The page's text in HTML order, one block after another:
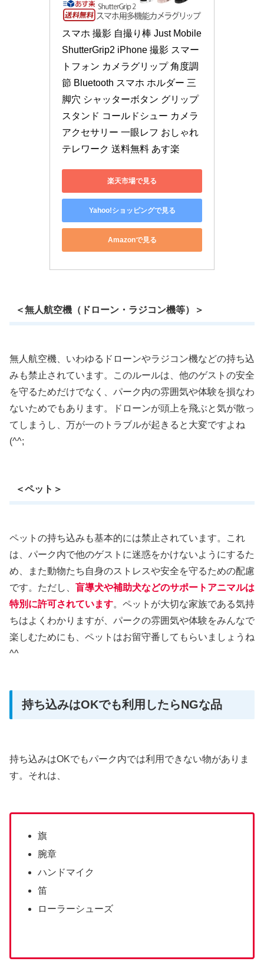
スマホ 撮影 自撮り棒 Just Mobile
ShutterGrip2 iPhone 撮影 スマー
トフォン カメラグリップ 角度調
節 Bluetooth スマホ ホルダー 三
脚穴 シャッターボタン グリップ
スタンド コールドシュー カメラ
アクセサリー 一眼レフ おしゃれ
テレワーク 送料無料 あす楽
楽天市場で見る
Yahoo!ショッピングで見る
Amazonで見る
＜無人航空機（ドローン・ラジコン機等）＞
無人航空機、いわゆるドローンやラジコン機などの持ち込
みも禁止されています。このルールは、他のゲストの安全
を守るためだけでなく、パーク内の雰囲気や体験を損なわ
ないためでもあります。ドローンが頭上を飛ぶと気が散っ
てしまうし、万が一のトラブルが起きると大変ですよね
(^^;
＜ペット＞
ペットの持ち込みも基本的には禁止されています。これ
は、パーク内で他のゲストに迷惑をかけないようにするた
め、また動物たち自身のストレスや安全を守るための配慮
です。ただし、 盲導犬や補助犬などのサポートアニマルは
特別に許可されています。ペットが大切な家族である気持
ちはよくわかりますが、パークの雰囲気や体験をみんなで
楽しむためにも、ペットはお留守番してもらいましょうね
^^
持ち込みはOKでも利用したらNGな品
持ち込みはOKでもパーク内では利用できない物がありま
す。それは、
旗
腕章
ハンドマイク
笛
ローラーシューズ